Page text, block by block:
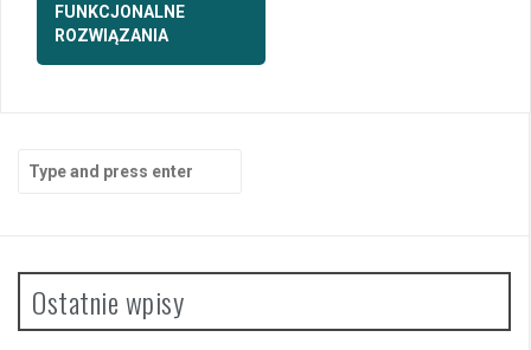
FUNKCJONALNE
ROZWIĄZANIA
for:
Ostatnie wpisy